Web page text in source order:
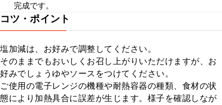
完成です。
コツ・ポイント
塩加減は、お好みで調整してください。
そのままでもおいしくお召し上がりいただけますが、お
好みでしょうゆやソースをつけてください。
ご使用の電子レンジの機種や耐熱容器の種類、食材の状
態により加熱具合に誤差が生じます。様子を確認しなが